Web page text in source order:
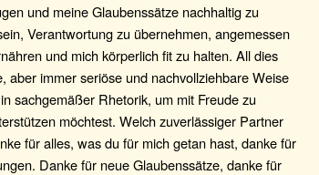
und meine Glaubenssätze nachhaltig zu
Verantwortung zu übernehmen, angemessen
und mich körperlich fit zu halten. All dies
aber immer seriöse und nachvollziehbare Weise
sachgemäßer Rhetorik, um mit Freude zu
möchtest. Welch zuverlässiger Partner
für alles, was du für mich getan hast, danke für
Danke für neue Glaubenssätze, danke für